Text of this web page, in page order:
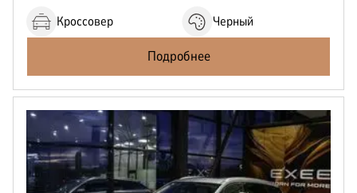
Кроссовер Черный
Подробнее